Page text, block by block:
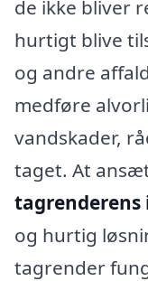
de ikke bliver
hurtigt blive
og andre
medføre
vandskader,
taget. At
tagrenderens
og hurtig
tagrender